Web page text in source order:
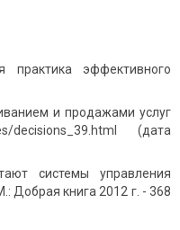
практика эффективного
и продажами услуг
decisions_39.html (дата
системы управления
Добрая книга 2012 г. - 368